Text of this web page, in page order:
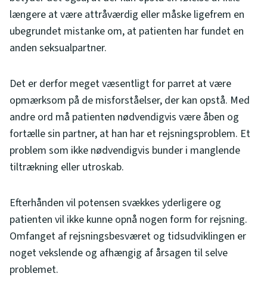
længere at være attråværdig eller måske ligefrem en
ubegrundet mistanke om, at patienten har fundet en
anden seksualpartner.
Det er derfor meget væsentligt for parret at være
opmærksom på de misforståelser, der kan opstå. Med
andre ord må patienten nødvendigvis være åben og
fortælle sin partner, at han har et rejsningsproblem. Et
problem som ikke nødvendigvis bunder i manglende
tiltrækning eller utroskab.
Efterhånden vil potensen svækkes yderligere og
patienten vil ikke kunne opnå nogen form for rejsning.
Omfanget af rejsningsbesværet og tidsudviklingen er
noget vekslende og afhængig af årsagen til selve
problemet.